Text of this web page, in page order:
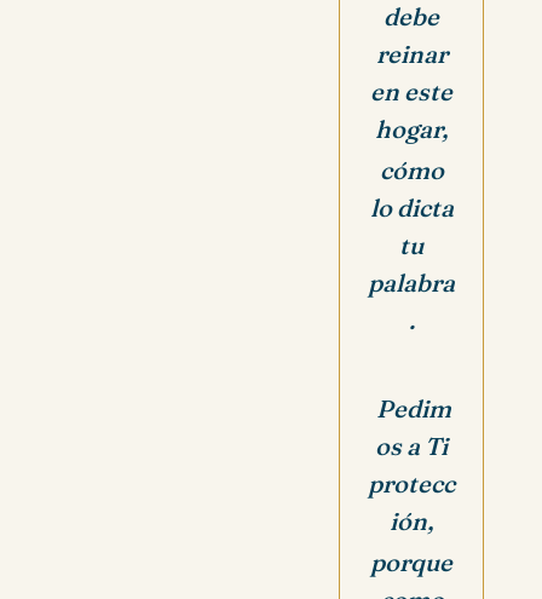
debe
reinar
en este
hogar,
cómo
lo dicta
tu
palabra
.
Pedim
os a Ti
protecc
ión,
porque